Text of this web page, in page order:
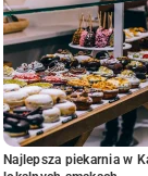
Najlepsza piekarnia w